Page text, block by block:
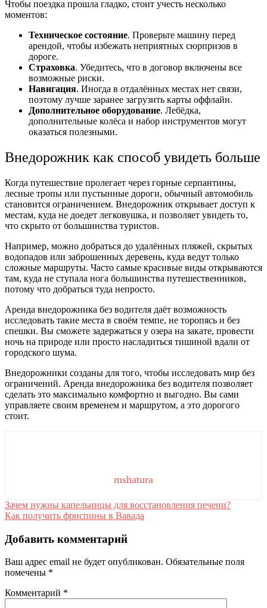
Чтобы поездка прошла гладко, стоит учесть несколько
моментов:
Техническое состояние. Проверьте машину перед
арендой, чтобы избежать неприятных сюрпризов в
дороге.
Страховка. Убедитесь, что в договор включены все
возможные риски.
Навигация. Иногда в отдалённых местах нет связи,
поэтому лучше заранее загрузить карты оффлайн.
Дополнительное оборудование. Лебёдка,
дополнительные колёса и набор инструментов могут
оказаться полезными.
Внедорожник как способ увидеть больше
Когда путешествие пролегает через горные серпантины,
лесные тропы или пустынные дороги, обычный автомобиль
становится ограничением. Внедорожник открывает доступ к
местам, куда не доедет легковушка, и позволяет увидеть то,
что скрыто от большинства туристов.
Например, можно добраться до удалённых пляжей, скрытых
водопадов или заброшенных деревень, куда ведут только
сложные маршруты. Часто самые красивые виды открываются
там, куда не ступала нога большинства путешественников,
потому что добраться туда непросто.
Аренда внедорожника без водителя даёт возможность
исследовать такие места в своём темпе, не торопясь и без
спешки. Вы сможете задержаться у озера на закате, провести
ночь на природе или просто насладиться тишиной вдали от
городского шума.
Внедорожники созданы для того, чтобы исследовать мир без
ограничений. Аренда внедорожника без водителя позволяет
сделать это максимально комфортно и выгодно. Вы сами
управляете своим временем и маршрутом, а это дорогого
стоит.
mshatura
Навигация
по
записям
Зачем нужны капельницы для восстановления печени?
Как получить фриспины в Вавада
Добавить комментарий
Ваш адрес email не будет опубликован. Обязательные поля
помечены *
Комментарий *